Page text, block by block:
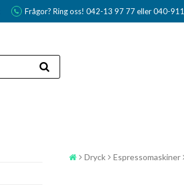
Frågor? Ring oss! 042-13 97 77 eller 040-
Dryck Espressomaskiner